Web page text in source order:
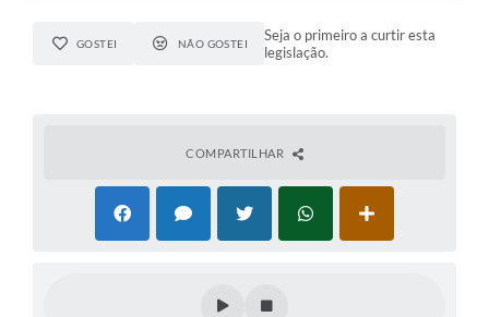
GOSTEI NÃO GOSTEI
Seja o primeiro a curtir esta
legislação.
COMPARTILHAR